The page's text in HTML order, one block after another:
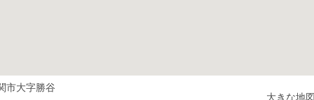
市大字勝谷
大きな地